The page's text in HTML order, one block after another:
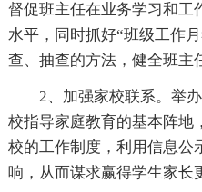
督促班主任在业务学习和工
水平，同时抓好“班级工作
查、抽查的方法，健全班主
2、加强家校联系。举
校指导家庭教育的基本阵地
校的工作制度，利用信息公
响，从而谋求赢得学生家长